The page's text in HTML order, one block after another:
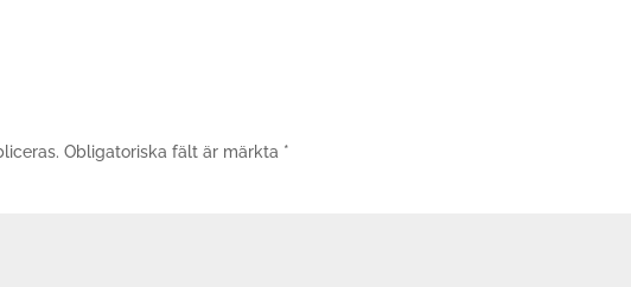
Obligatoriska fält är märkta *